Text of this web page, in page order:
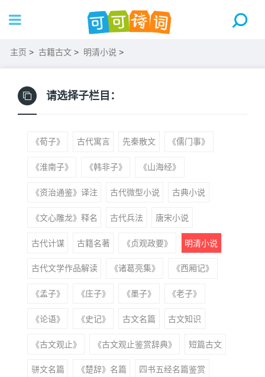
主页 > 古籍古文 > 明清小说 >
请选择子栏目：
《荀子》 古代寓言 先秦散文 《儒门事》
《淮南子》 《韩非子》 《山海经》
《资治通鉴》译注 古代微型小说 古典小说
《文心雕龙》释名 古代兵法 唐宋小说
古代计谋 古籍名著 《贞观政要》 明清小说
古代文学作品解读 《诸葛亮集》 《西厢记》
《孟子》 《庄子》 《墨子》 《老子》
《论语》 《史记》 古文名篇 古文知识
《古文观止》 《古文观止鉴赏辞典》 短篇古文
骈文名篇 《楚辞》名篇 四书五经名篇鉴赏